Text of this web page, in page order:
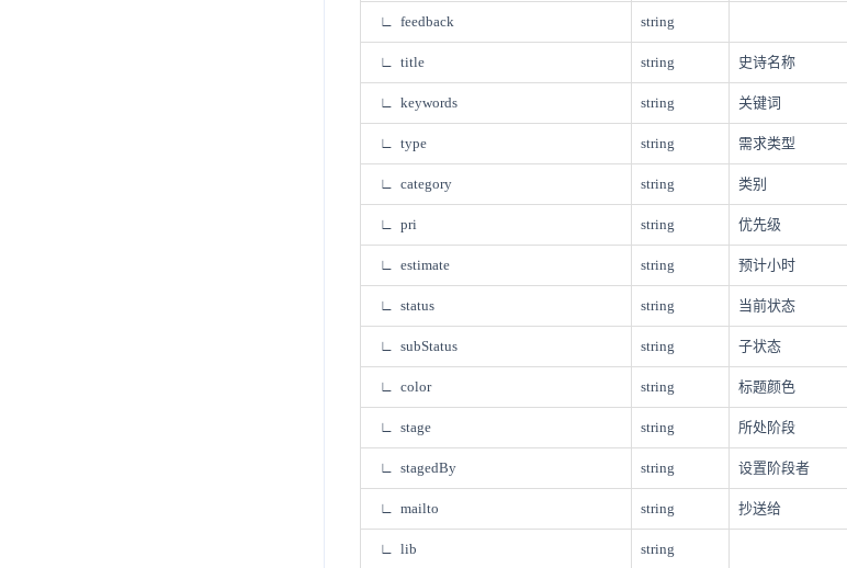
∟ feedback string
∟ title string 史诗名称
∟ keywords string 关键词
∟ type string 需求类型
∟ category string 类别
∟ pri string 优先级
∟ estimate string 预计小时
∟ status string 当前状态
∟ subStatus string 子状态
∟ color string 标题颜色
∟ stage string 所处阶段
∟ stagedBy string 设置阶段者
∟ mailto string 抄送给
∟ lib string